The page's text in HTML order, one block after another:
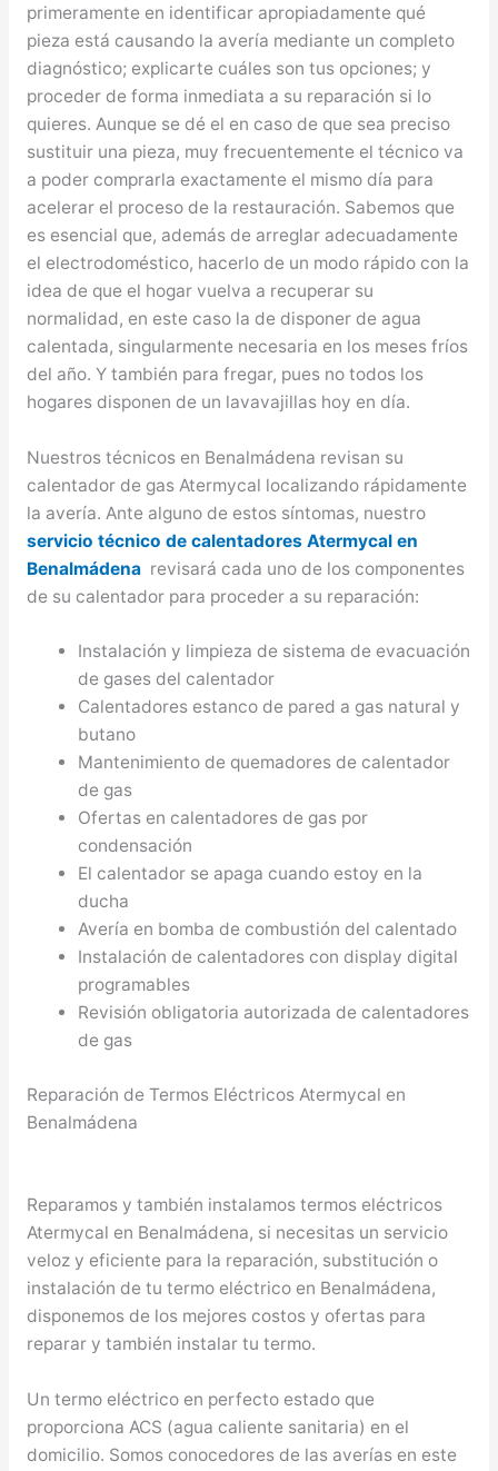
primeramente en identificar apropiadamente qué
pieza está causando la avería mediante un completo
diagnóstico; explicarte cuáles son tus opciones; y
proceder de forma inmediata a su reparación si lo
quieres. Aunque se dé el en caso de que sea preciso
sustituir una pieza, muy frecuentemente el técnico va
a poder comprarla exactamente el mismo día para
acelerar el proceso de la restauración. Sabemos que
es esencial que, además de arreglar adecuadamente
el electrodoméstico, hacerlo de un modo rápido con la
idea de que el hogar vuelva a recuperar su
normalidad, en este caso la de disponer de agua
calentada, singularmente necesaria en los meses fríos
del año. Y también para fregar, pues no todos los
hogares disponen de un lavavajillas hoy en día.
Nuestros técnicos en Benalmádena revisan su
calentador de gas Atermycal localizando rápidamente
la avería. Ante alguno de estos síntomas, nuestro
servicio técnico de calentadores Atermycal en
Benalmádena revisará cada uno de los componentes
de su calentador para proceder a su reparación:
Instalación y limpieza de sistema de evacuación
de gases del calentador
Calentadores estanco de pared a gas natural y
butano
Mantenimiento de quemadores de calentador
de gas
Ofertas en calentadores de gas por
condensación
El calentador se apaga cuando estoy en la
ducha
Avería en bomba de combustión del calentado
Instalación de calentadores con display digital
programables
Revisión obligatoria autorizada de calentadores
de gas
Reparación de Termos Eléctricos Atermycal en
Benalmádena
Reparamos y también instalamos termos eléctricos
Atermycal en Benalmádena, si necesitas un servicio
veloz y eficiente para la reparación, substitución o
instalación de tu termo eléctrico en Benalmádena,
disponemos de los mejores costos y ofertas para
reparar y también instalar tu termo.
Un termo eléctrico en perfecto estado que
proporciona ACS (agua caliente sanitaria) en el
domicilio. Somos conocedores de las averías en este